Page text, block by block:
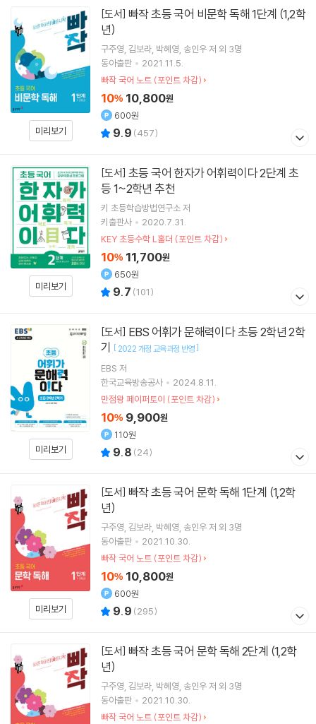
미리보기
[도서]
년)
구주영 김보라 박혜영 송인우저 외 3명
동아출판
2021.11.5.
빠작 국어 노트 (포인트 차감)
10% 10,800원
600원
9.9 (457)
미리보기
[도서]
등 1~2학년 추천
키 초등학습방법연구소 저
키출판사
2020.7.31.
KEY 초등수학 L홀더 (포인트 차감)
10% 11,700원
650원
9.7 (101)
미리보기
[도서]
기 [ 2022 개정 교육과정 반영]
EBS 저
한국교육방송공사
2024.8.11.
만점왕 페이퍼토이 (포인트 차감)
10% 9,900원
110원
9.8 (24)
미리보기
[도서]
년)
구주영 김보라 박혜영 송인우저 외 3명
동아출판
2021.10.30.
빠작 국어 노트 (포인트 차감)
10% 10,800원
600원
9.9 (295)
[도서]
년)
구주영 김보라 박혜영 송인우저 외 3명
동아출판
2021.10.30.
빠작 국어 노트 (포인트 차감)